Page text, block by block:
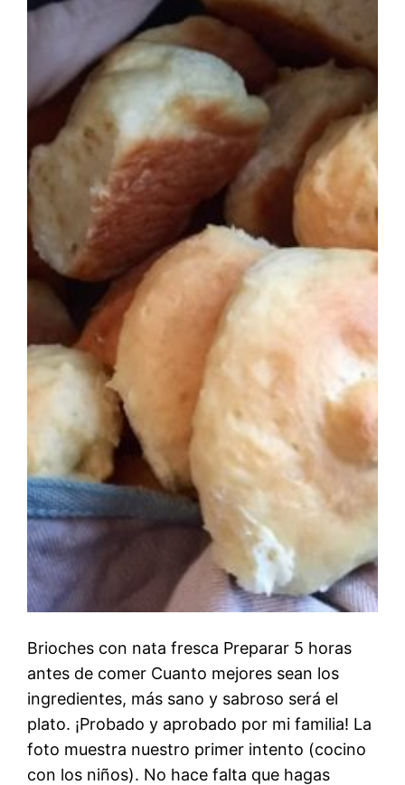
Brioches con nata fresca Preparar 5 horas
antes de comer Cuanto mejores sean los
ingredientes, más sano y sabroso será el
plato. ¡Probado y aprobado por mi familia! La
foto muestra nuestro primer intento (cocino
con los niños). No hace falta que hagas